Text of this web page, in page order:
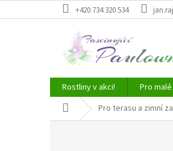
na
+420 734 320 534
Rostliny v akci! Pro
Domů Pro terasu a zimní